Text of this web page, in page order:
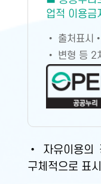
업적 이용금
• 출처표시
• 변형 등 2
• 자유이용의
구체적으로 표